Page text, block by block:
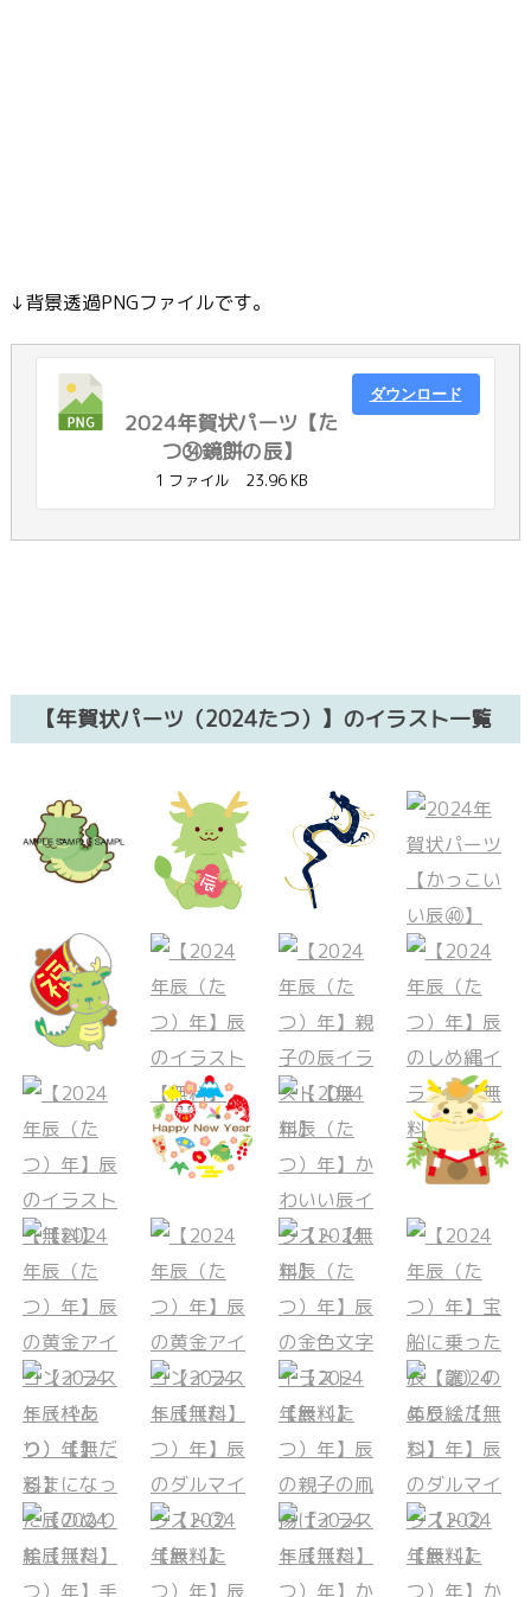
↓背景透過PNGファイルです。
2024年賀状パーツ【た
つ㉞鏡餅の辰】
1 ファイル 23.96 KB
ダウンロード
【年賀状パーツ（2024たつ）】のイラスト一覧